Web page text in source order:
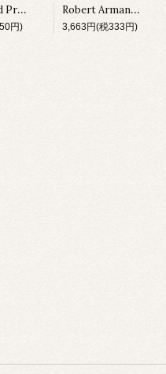
Playground Production Z / Vertigo [DM076][1994]
円)
Robert Armani / Collection Volume II [DM222][1997]
3,663円(税333円)